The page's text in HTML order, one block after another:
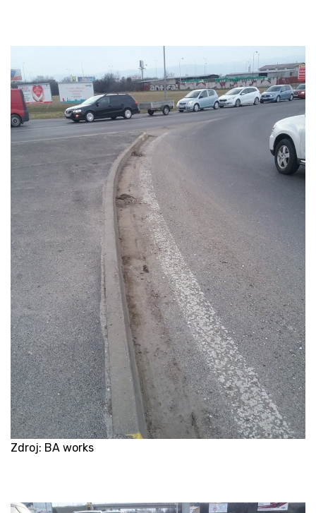
Zdroj: BA works